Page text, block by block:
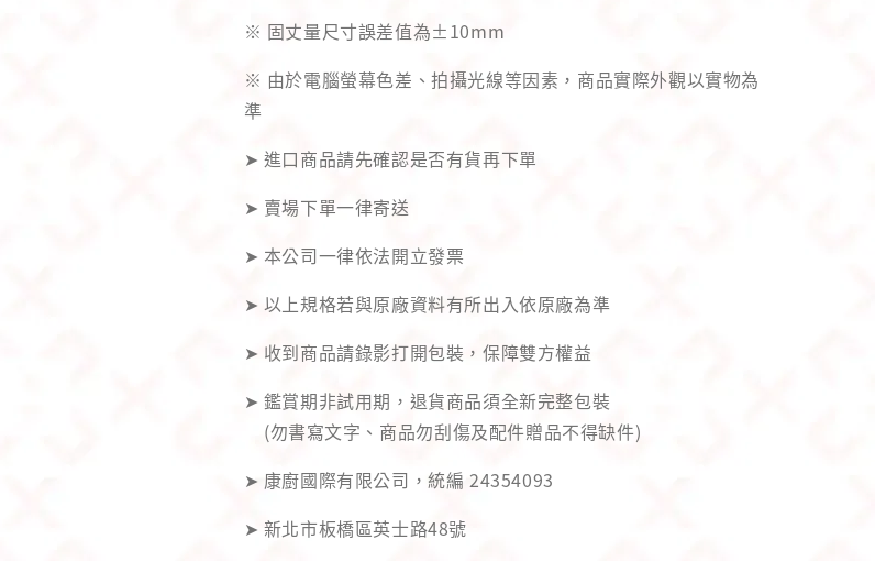
※ 固丈量尺寸誤差值為±10mm
※ 由於電腦螢幕色差、拍攝光線等因素，商品實際外觀以實物為
準
➤ 進口商品請先確認是否有貨再下單
➤ 賣場下單一律寄送
➤ 本公司一律依法開立發票
➤ 以上規格若與原廠資料有所出入依原廠為準
➤ 收到商品請錄影打開包裝，保障雙方權益
➤ 鑑賞期非試用期，退貨商品須全新完整包裝
(勿書寫文字、商品勿刮傷及配件贈品不得缺件)
➤ 康廚國際有限公司，統編 24354093
➤ 新北市板橋區英士路48號